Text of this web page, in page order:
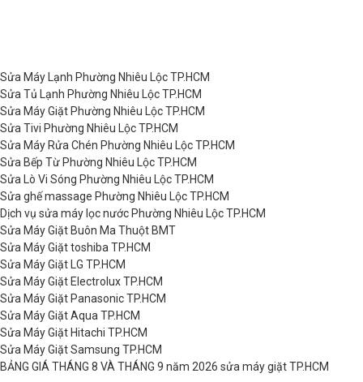
Sửa Máy Lạnh Phường Nhiêu Lộc TP.HCM
Sửa Tủ Lạnh Phường Nhiêu Lộc TP.HCM
Sửa Máy Giặt Phường Nhiêu Lộc TP.HCM
Sửa Tivi Phường Nhiêu Lộc TP.HCM
Sửa Máy Rửa Chén Phường Nhiêu Lộc TP.HCM
Sửa Bếp Từ Phường Nhiêu Lộc TP.HCM
Sửa Lò Vi Sóng Phường Nhiêu Lộc TP.HCM
Sửa ghế massage Phường Nhiêu Lộc TP.HCM
Dịch vụ sửa máy lọc nước Phường Nhiêu Lộc TP.HCM
Sửa Máy Giặt Buôn Ma Thuột BMT
Sửa Máy Giặt toshiba TP.HCM
Sửa Máy Giặt LG TP.HCM
Sửa Máy Giặt Electrolux TP.HCM
Sửa Máy Giặt Panasonic TP.HCM
Sửa Máy Giặt Aqua TP.HCM
Sửa Máy Giặt Hitachi TP.HCM
Sửa Máy Giặt Samsung TP.HCM
BẢNG GIÁ THÁNG 8 VÀ THÁNG 9 năm 2026 sửa máy giặt TP.HCM